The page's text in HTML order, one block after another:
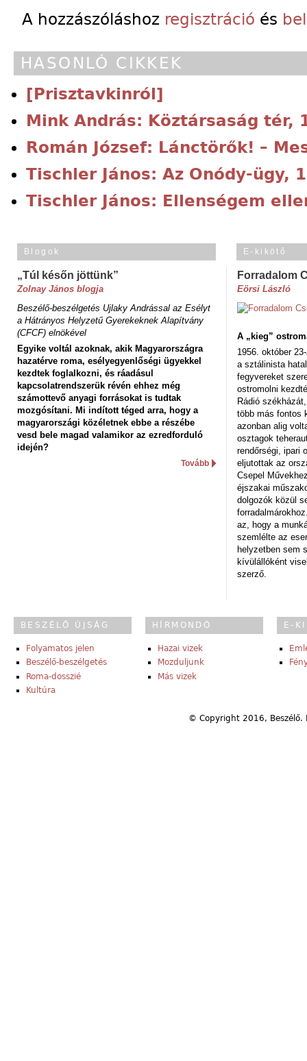
A hozzászóláshoz regisztráció és
HASONLÓ CIKKEK
[Prisztavkinról]
Mink András: Köztársaság tér,
Román József: Lánctörők! –
Tischler János: Az Onódy-ügy,
Tischler János: Ellenségem
Blogok
„Túl későn jöttünk”
Zolnay János blogja
Beszélő-beszélgetés Ujlaky Andrással az Esélyt
a Hátrányos Helyzetű Gyerekeknek Alapítvány
(CFCF) elnökével
Egyike voltál azoknak, akik Magyarországra
hazatérve roma, esélyegyenlőségi ügyekkel
kezdtek foglalkozni, és ráadásul
kapcsolatrendszerük révén ehhez még
számottevő anyagi forrásokat is tudtak
mozgósítani. Mi indított téged arra, hogy a
magyarországi közéletnek ebbe a részébe
vesd bele magad valamikor az ezredforduló
idején?
Tovább
E-kikötő
Forradalom
Eörsi László
A „kieg”
1956. október
a sztálinista
fegyvereket
ostromolni
Rádió
több más fontos
azonban alig
osztagok
rendőrségi, ipari
eljutottak az
Csepel
éjszakai
dolgozók közül
az, hogy a
szemlélte az
helyzetben sem
kívülállóként
szerző.
BESZÉLŐ ÚJSÁG
Folyamatos jelen
Beszélő-beszélgetés
Roma-dosszié
Kultúra
HÍRMONDÓ
Hazai vizek
Mozduljunk
Más vizek
E-
© Copyright 2016,